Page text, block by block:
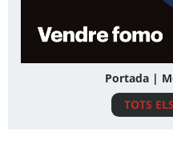
Portada |
TOTS